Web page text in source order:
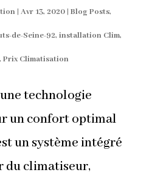
| Avr 13, 2020| Blog Posts,
de-Seine-92, installation Clim,
, Prix Climatisation
technologie
un confort optimal
un système intégré
du climatiseur,